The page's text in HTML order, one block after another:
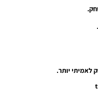
לאמיתי יותר.